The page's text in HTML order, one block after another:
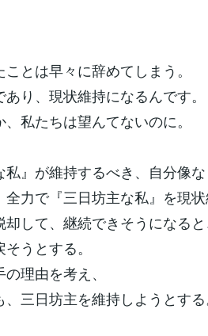
とは早々に辞めてしまう。
り、現状維持になるんです。
私たちは望んてないのに。
私』が維持するべき、自分像な
力で『三日坊主な私』を現状
して、継続できそうになると
うとする。
理由を考え、
三日坊主を維持しようとする